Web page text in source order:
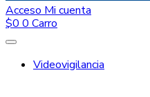
Acceso Mi cuenta
$0 0 Carro
Videovigilancia